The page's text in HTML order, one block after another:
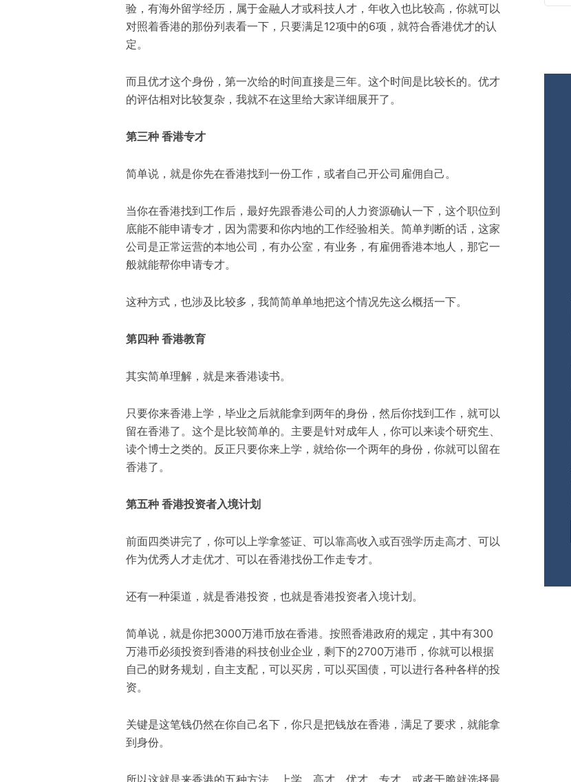
验，有海外留学经历，属于金融人才或科技人才 ，年收入也比较高， 你就可以
对照着香港的那份列表看一下 ，只要满足12项中的6项，就符合香港优才的认
定。
而且优才这个身份 ， 第一次给的时间直接是三年。这个时间是比较长的。优才
的评估相对比较复杂 ， 我就不在这里给大家详细展开了。
第三种 香港专才
简单说 ， 就是你先在香港找到一份工作 ，或者自己开公司雇佣自己 。
当你在香港找到工作后 ， 最好先跟香港公司的人力资源确认一下 ， 这个职位到
底能不能申请专才 ，因为需要和你内地的工作经验相关。简单判断的话 ， 这家
公司是正常运营的本地公司，有办公室，有业务，有雇佣香港本地人 ， 那它一
般就能帮你申请专才。
这种方式，也涉及比较多， 我简简单单地把这个情况先这么概括一下。
第四种 香港教育
其实简单理解， 就是来香港读书。
只要你来香港上学 ， 毕业之后就能拿到两年的身份 ， 然后你找到工作 ， 就可以
留在香港了。这个是比较简单的。 主要是针对成年人 ， 你可以来读个研究生、
读个博士之类的。反正只要你来上学 ， 就给你一个两年的身份 ， 你就可以留在
香港了。
第五种 香港投资者入境计划
前面四类讲完了 ， 你可以上学拿签证、可以靠高收入或百强学历走高才、可以
作为优秀人才走优才、可以在香港找份工作走专才。
还有一种渠道 ， 就是香港投资 ，也就是香港投资者入境计划。
简单说 ， 就是你把3000万港币放在香港。按照香港政府的规定 ， 其中有300
万港币必须投资到香港的科技创业企业 ， 剩下的2700万港币 ， 你就可以根据
自己的财务规划 ， 自主支配 ， 可以买房 ， 可以买国债 ， 可以进行各种各样的投
资。
关键是这笔钱仍然在你自己名下 ， 你只是把钱放在香港 ， 满足了要求 ， 就能拿
到身份。
所以这就是来香港的五种方法 上学、高才、优才、专才 或者干脆就选择最